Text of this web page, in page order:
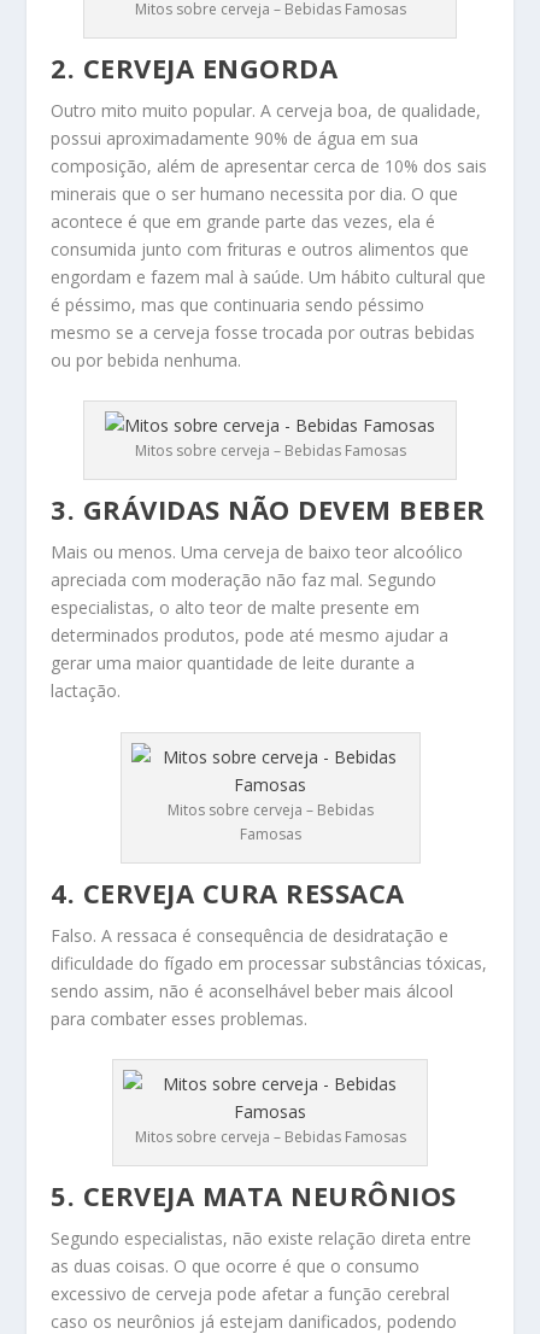
Mitos sobre cerveja – Bebidas Famosas
2. CERVEJA ENGORDA
Outro mito muito popular. A cerveja boa, de qualidade,
possui aproximadamente 90% de água em sua
composição, além de apresentar cerca de 10% dos sais
minerais que o ser humano necessita por dia. O que
acontece é que em grande parte das vezes, ela é
consumida junto com frituras e outros alimentos que
engordam e fazem mal à saúde. Um hábito cultural que
é péssimo, mas que continuaria sendo péssimo
mesmo se a cerveja fosse trocada por outras bebidas
ou por bebida nenhuma.
Mitos sobre cerveja – Bebidas Famosas
3. GRÁVIDAS NÃO DEVEM BEBER
Mais ou menos. Uma cerveja de baixo teor alcoólico
apreciada com moderação não faz mal. Segundo
especialistas, o alto teor de malte presente em
determinados produtos, pode até mesmo ajudar a
gerar uma maior quantidade de leite durante a
lactação.
Mitos sobre cerveja – Bebidas
Famosas
4. CERVEJA CURA RESSACA
Falso. A ressaca é consequência de desidratação e
dificuldade do fígado em processar substâncias tóxicas,
sendo assim, não é aconselhável beber mais álcool
para combater esses problemas.
Mitos sobre cerveja – Bebidas Famosas
5. CERVEJA MATA NEURÔNIOS
Segundo especialistas, não existe relação direta entre
as duas coisas. O que ocorre é que o consumo
excessivo de cerveja pode afetar a função cerebral
caso os neurônios já estejam danificados, podendo